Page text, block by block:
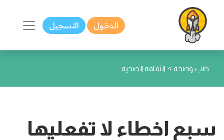
الدخول التسجيل
طب وصحة > الثقافة الصحية
سبع اخطاء لا تفعليها